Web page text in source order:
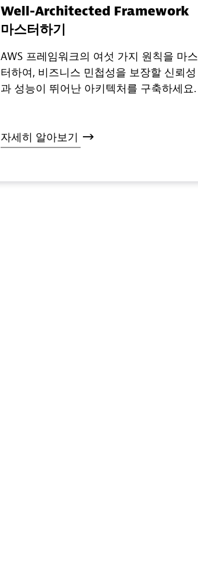
Well-Architected Framework
마스터하기
AWS 프레임워크의 여섯 가지 원칙을 마스
터하여, 비즈니스 민첩성을 보장할 신뢰성
과 성능이 뛰어난 아키텍처를 구축하세요.
자세히 알아보기